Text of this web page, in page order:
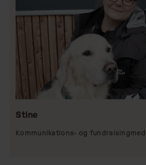
Stine
Kommunikations- og